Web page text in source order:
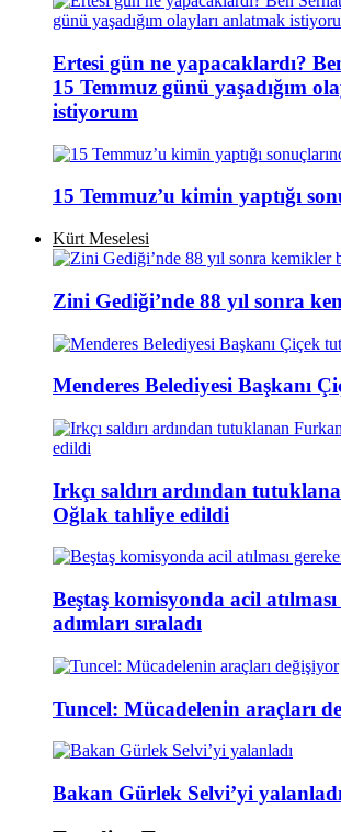
Ertesi gün ne yapacaklardı?
15 Temmuz günü yaşadığım
istiyorum
15 Temmuz’u kimin yaptığı
Kürt Meselesi
Zini Gediği’nde 88 yıl sonra
Menderes Belediyesi Başkanı
Irkçı saldırı ardından
Oğlak tahliye edildi
Beştaş komisyonda acil
adımları sıraladı
Tuncel: Mücadelenin araçları
Bakan Gürlek Selvi’yi yalanladı